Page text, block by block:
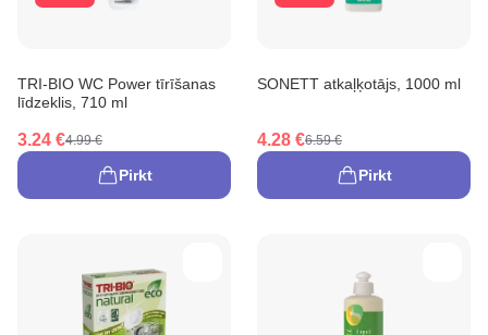
TRI-BIO WC Power tīrīšanas
līdzeklis, 710 ml
3.24 €4.99 €
Pirkt
SONETT atkaļķotājs, 1000 ml
4.28 €6.59 €
Pirkt